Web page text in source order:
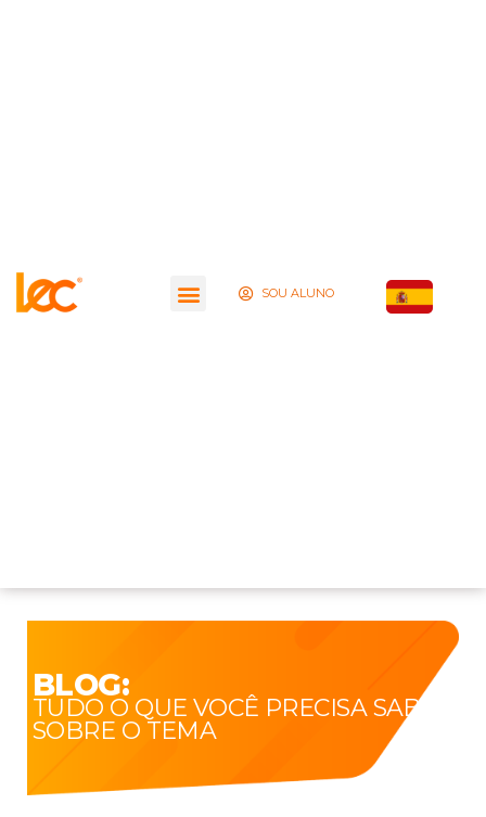
SOU ALUNO
BLOG:
TUDO O QUE VOCÊ PRECISA SABER
SOBRE O TEMA